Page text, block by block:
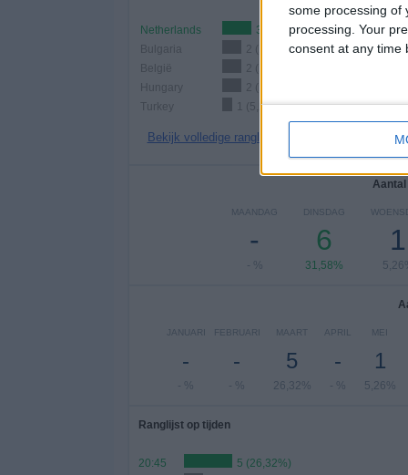
some processing of
processing. Your
consent at any time
Netherlands
3 (15,79%)
Bulgaria
2 (10,53%)
België
2 (10,53%)
Hungary
2 (10,53%)
Turkey
1 (5,26%)
Bekijk volledige ranglijst
Aantal
MAANDAG
-
- %
DINSDAG
6
31,58%
1
JANUARI
-
- %
FEBRUARI
-
- %
MAART
5
26,32%
APRIL
-
- %
MEI
1
5,26%
Ranglijst op tijden
20:45
5 (26,32%)